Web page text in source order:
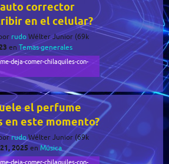
auto corrector
en el celular?
rudo Wélter Junior (69k
en Temas generales
deja-comer-chilaquiles-con-
el perfume
en este momento?
rudo Wélter Junior (69k
2025 en Música
deja-comer-chilaquiles-con-